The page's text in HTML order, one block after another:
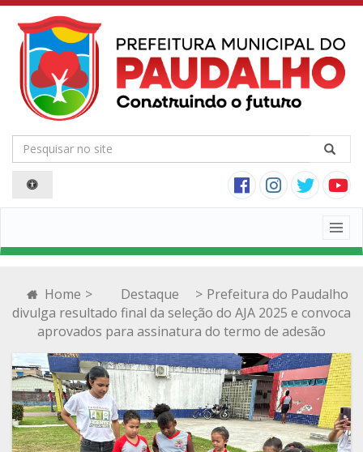
Home > Destaque > Prefeitura do Paudalho
divulga resultado final da seleção do AJA 2025 e convoca
aprovados para assinatura do termo de adesão